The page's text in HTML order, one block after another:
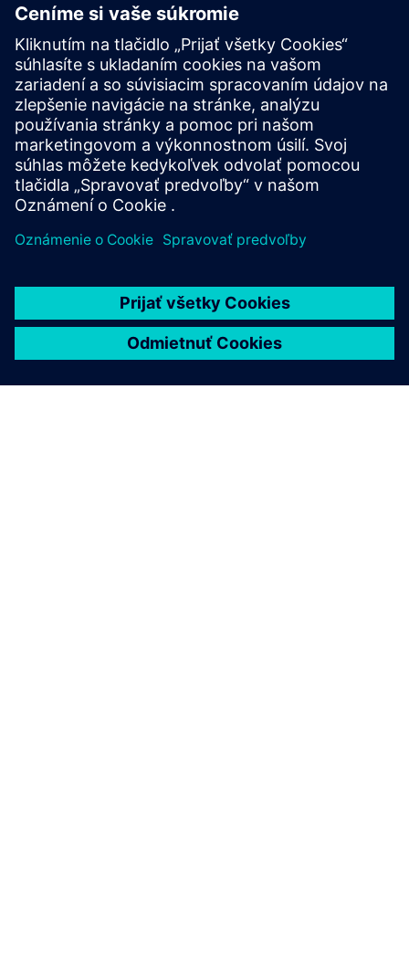
Uptime HARVEST
Digital solutions to - Detect degradation and deteriorating
performance and trigger order for inspection, maintenance
or repair in order to prevent an in-service failure - Provide
diagnostics information for maintenance and repair...
Prečítajte si viac